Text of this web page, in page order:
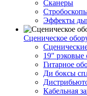
Сканеры
Эффекты
Сценическое
19" рэковые
Гитарное
Ди боксы
Кабельная